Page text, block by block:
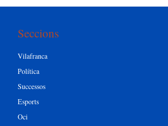
Seccions
Vilafranca
Política
Successos
Esports
Oci